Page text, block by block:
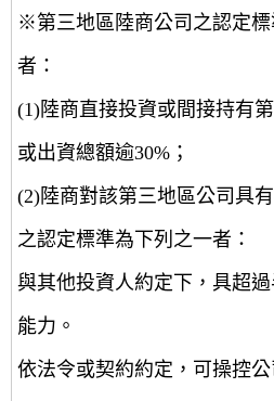
※第三地區陸商公司之認定
者：
(1)陸商直接投資或間接持有
或出資總額逾30%；
(2)陸商對該第三地區公司具
之認定標準為下列之一者：
與其他投資人約定下，具超
能力。
依法令或契約約定，可操控